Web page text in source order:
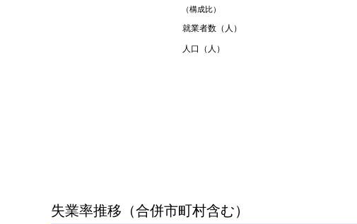
（構成比）
就業者数（人）
人口（人）
失業率推移（合併市町村含む）